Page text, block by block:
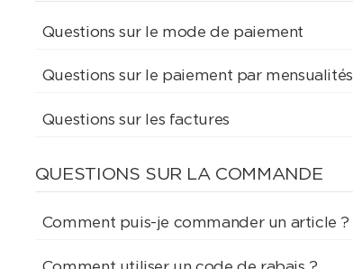
Questions sur le mode de paiement
Questions sur le paiement par mensualités
Questions sur les factures
QUESTIONS SUR LA COMMANDE
Comment puis-je commander un article ?